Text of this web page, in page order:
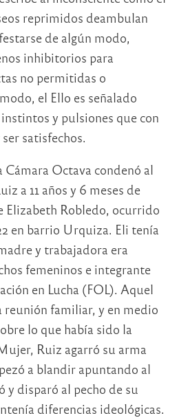
reprimidos deambulan
de algún modo,
inhibitorios para
no permitidas o
el Ello es señalado
y pulsiones que con
satisfechos.
Cámara Octava condenó al
a 11 años y 6 meses de
Elizabeth Robledo, ocurrido
en barrio Urquiza. Eli tenía
y trabajadora era
femeninos e integrante
en Lucha (FOL). Aquel
reunión familiar, y en medio
lo que había sido la
Ruiz agarró su arma
a blandir apuntando al
y disparó al pecho de su
diferencias ideológicas.